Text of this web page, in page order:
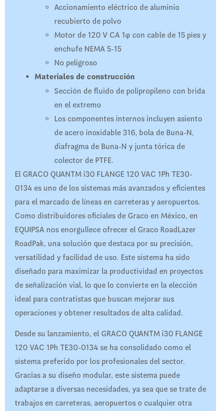
Accionamiento eléctrico de aluminio
recubierto de polvo
Motor de 120 V CA 1φ con cable de 15 pies y
enchufe NEMA 5-15
No peligroso
Materiales de construcción
Sección de fluido de polipropileno con brida
en el extremo
Los componentes internos incluyen asiento
de acero inoxidable 316, bola de Buna-N,
diafragma de Buna-N y junta tórica de
colector de PTFE.
El GRACO QUANTM i30 FLANGE 120 VAC 1Ph TE30-
0134 es uno de los sistemas más avanzados y eficientes
para el marcado de líneas en carreteras y aeropuertos.
Como distribuidores oficiales de Graco en México, en
EQUIPSA nos enorgullece ofrecer el Graco RoadLazer
RoadPak, una solución que destaca por su precisión,
versatilidad y facilidad de uso. Este sistema ha sido
diseñado para maximizar la productividad en proyectos
de señalización vial, lo que lo convierte en la elección
ideal para contratistas que buscan mejorar sus
operaciones y obtener resultados de alta calidad.
Desde su lanzamiento, el GRACO QUANTM i30 FLANGE
120 VAC 1Ph TE30-0134 se ha consolidado como el
sistema preferido por los profesionales del sector.
Gracias a su diseño modular, este sistema puede
adaptarse a diversas necesidades, ya sea que se trate de
trabajos en carreteras, aeropuertos o cualquier otra